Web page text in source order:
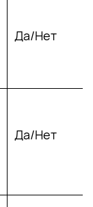
Да/Нет
Да/Нет